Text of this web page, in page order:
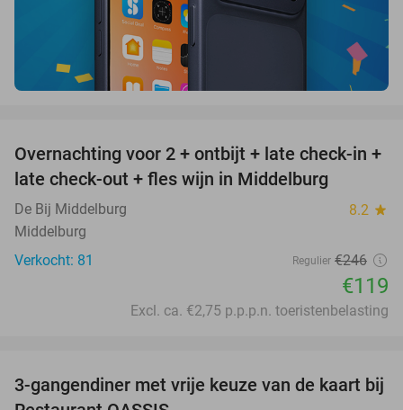
52%
Overnachting voor 2 + ontbijt + late check-in +
late check-out + fles wijn in Middelburg
De Bij Middelburg 8.2 star
Middelburg
Verkocht: 81
Regulier €246
€119
Excl. ca. €2,75 p.p.p.n. toeristenbelasting
43%
3-gangendiner met vrije keuze van de kaart bij